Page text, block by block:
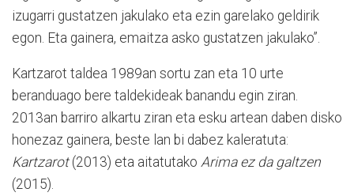
izugarri gustatzen jakulako eta ezin garelako geldirik
egon. Eta gainera, emaitza asko gustatzen jakulako”.
Kartzarot taldea 1989an sortu zan eta 10 urte
beranduago bere taldekideak banandu egin ziran.
2013an barriro alkartu ziran eta esku artean daben disko
honezaz gainera, beste lan bi dabez kaleratuta:
Kartzarot (2013) eta aitatutako Arima ez da galtzen
(2015).